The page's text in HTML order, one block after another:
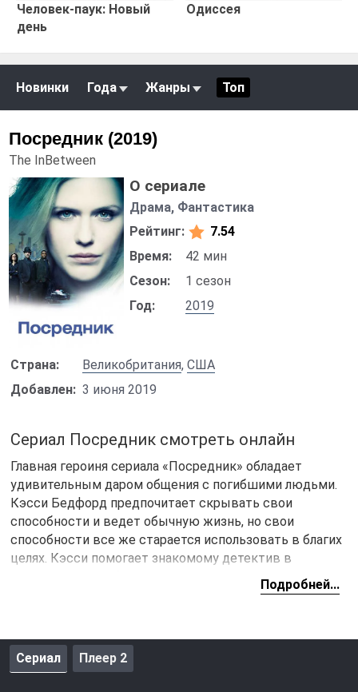
Человек-паук: Новый
день
Одиссея
Новинки Года Жанры Топ
Посредник (2019)
The InBetween
О сериале
Драма, Фантастика
Рейтинг:
7.54
Время:
42 мин
Сезон:
1 сезон
Год:
2019
Страна: Великобритания,США
Добавлен: 3 июня 2019
Сериал Посредник смотреть онлайн
Главная героиня сериала «Посредник» обладает
удивительным даром общения с погибшими людьми.
Кэсси Бедфорд предпочитает скрывать свои
способности и ведет обычную жизнь, но свои
способности все же старается использовать в благих
целях. Кэсси помогает знакомому детектив в
расследовании убийств, в которых практически нет
никаких зацепок. Она не называет имя убийцы, но
Подробней...
Сериал Плеер 2